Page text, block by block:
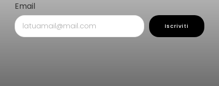
Email
Iscriviti